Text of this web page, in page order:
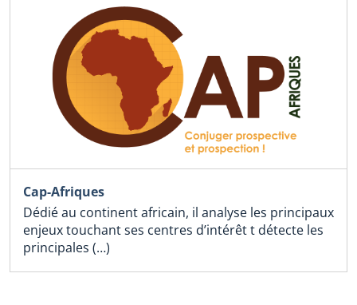
Cap-Afriques
Dédié au continent africain, il analyse les principaux
enjeux touchant ses centres d’intérêt t détecte les
principales (…)